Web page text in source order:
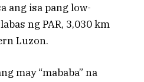
ang isa pang low-
ng PAR, 3,030 km
Luzon.
may “mababa” na